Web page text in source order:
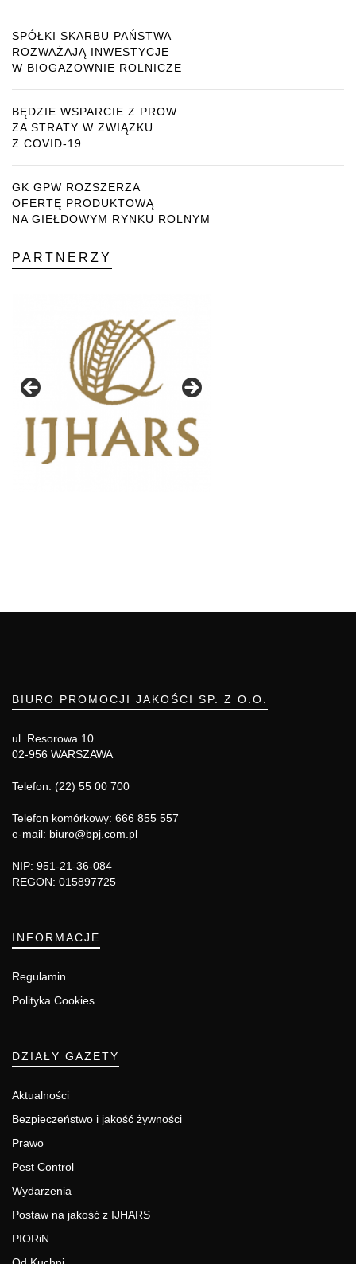
SPÓŁKI SKARBU PAŃSTWA
ROZWAŻAJĄ INWESTYCJE
W BIOGAZOWNIE ROLNICZE
BĘDZIE WSPARCIE Z PROW
ZA STRATY W ZWIĄZKU
Z COVID-19
GK GPW ROZSZERZA
OFERTĘ PRODUKTOWĄ
NA GIEŁDOWYM RYNKU ROLNYM
PARTNERZY
BIURO PROMOCJI JAKOŚCI SP. Z O.O.
ul. Resorowa 10
02-956 WARSZAWA
Telefon: (22) 55 00 700
Telefon komórkowy: 666 855 557
e-mail: biuro@bpj.com.pl
NIP: 951-21-36-084
REGON: 015897725
INFORMACJE
Regulamin
Polityka Cookies
DZIAŁY GAZETY
Aktualności
Bezpieczeństwo i jakość żywności
Prawo
Pest Control
Wydarzenia
Postaw na jakość z IJHARS
PIORiN